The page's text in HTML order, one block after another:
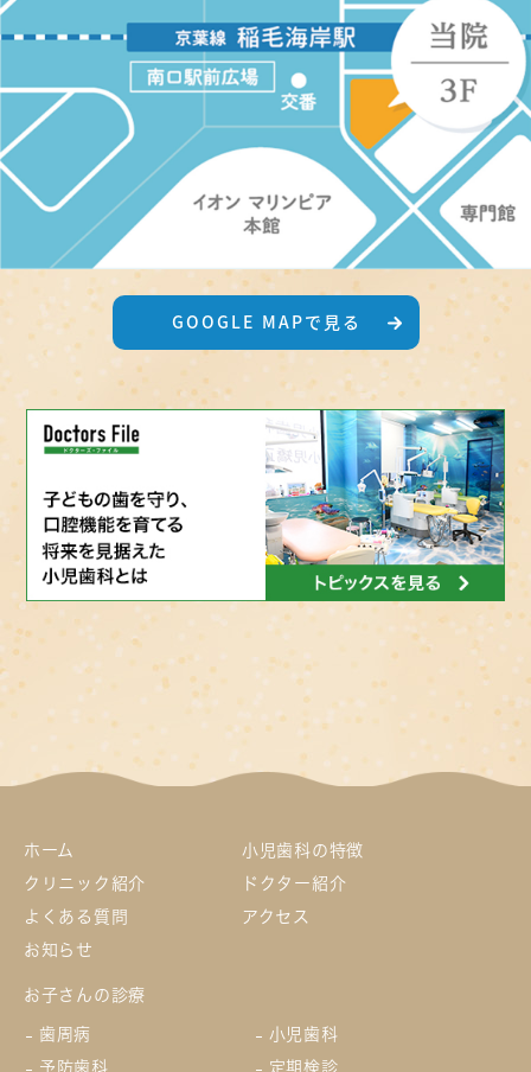
GOOGLE MAPで見る
ホーム
小児歯科の特徴
クリニック紹介
ドクター紹介
よくある質問
アクセス
お知らせ
お子さんの診療
歯周病
小児歯科
予防歯科
定期検診